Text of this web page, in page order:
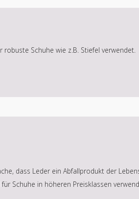
Schuhe wie z.B. Stiefel verwendet.
dass Leder ein Abfallprodukt der
Schuhe in höheren Preisklassen